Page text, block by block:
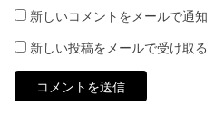
新しいコメントをメールで通知
新しい投稿をメールで受け取る